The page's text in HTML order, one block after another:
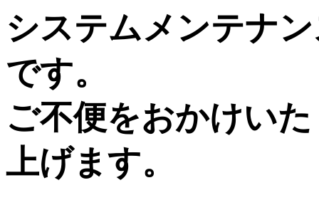
システムメンテナ
です。
ご不便をおかけい
上げます。